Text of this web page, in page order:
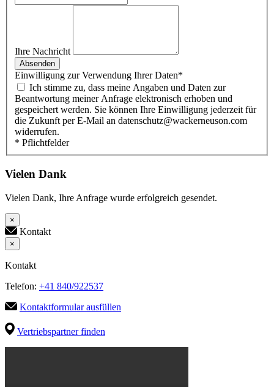
Ihre Nachricht
Absenden
Einwilligung zur Verwendung Ihrer Daten*
Beantwortung meiner Anfrage elektronisch erhoben und
gespeichert werden. Sie können Ihre Einwilligung jederzeit für
die Zukunft per E-Mail an datenschutz@wackerneuson.com
widerrufen.
* Pflichtfelder
Vielen Dank
Vielen Dank, Ihre Anfrage wurde erfolgreich gesendet.
×
Kontakt
×
Kontakt
Telefon: +41 840/922537
Kontaktformular ausfüllen
Vertriebspartner finden